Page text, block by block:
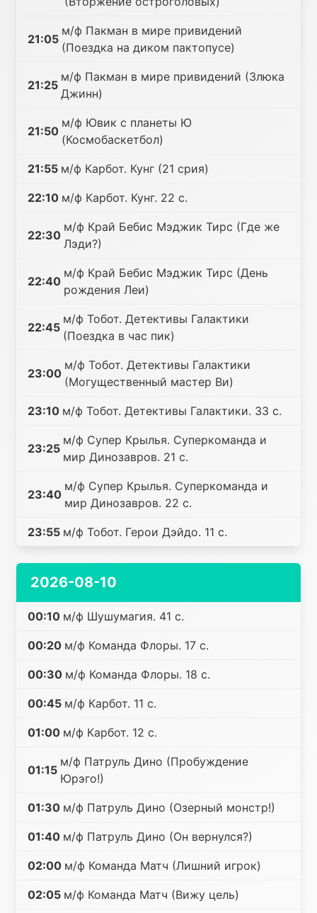
21:05
м/ф Пакман в мире привидений
(Поездка на диком пактопусе)
21:25
м/ф Пакман в мире привидений (Злюка
Джинн)
21:50
м/ф Ювик с планеты Ю
(Космобаскетбол)
21:55 м/ф Карбот. Кунг (21 срия)
22:10 м/ф Карбот. Кунг. 22 с.
22:30
м/ф Край Бебис Мэджик Тирс (Где же
Лэди?)
22:40
м/ф Край Бебис Мэджик Тирс (День
рождения Леи)
22:45
м/ф Тобот. Детективы Галактики
(Поездка в час пик)
23:00
м/ф Тобот. Детективы Галактики
(Могущественный мастер Ви)
23:10 м/ф Тобот. Детективы Галактики. 33 с.
23:25
м/ф Супер Крылья. Суперкоманда и
мир Динозавров. 21 с.
23:40
м/ф Супер Крылья. Суперкоманда и
мир Динозавров. 22 с.
23:55 м/ф Тобот. Герои Дэйдо. 11 с.
2026-08-10
00:10 м/ф Шушумагия. 41 с.
00:20 м/ф Команда Флоры. 17 с.
00:30 м/ф Команда Флоры. 18 с.
00:45 м/ф Карбот. 11 с.
01:00 м/ф Карбот. 12 с.
01:15
м/ф Патруль Дино (Пробуждение
Юрэго!)
01:30 м/ф Патруль Дино (Озерный монстр!)
01:40 м/ф Патруль Дино (Он вернулся?)
02:00 м/ф Команда Матч (Лишний игрок)
02:05 м/ф Команда Матч (Вижу цель)